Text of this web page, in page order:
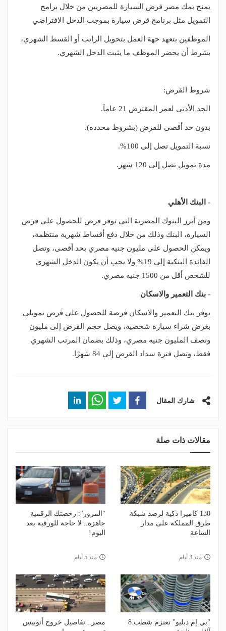
يمنح بمك مصر قرض السيارة للمصريين من خلال برامج
التمويل مثل برنامج قرض سيارة بموجب الدخل الافتراضي
الموظفين بتعهد جهة العمل بتحويل الراتب أو القسط الشهري،
بشرط أن يحضر الموظف ما يثبت الدخل الشهري.
شروط القرض:
الحد الأدنى لعمر المقترض 21 عاماَ.
بدون حد أقصى للقرض (بشروط محدده).
نسبة التمويل تصل إلى 100%.
مدة تمويل تصل إلى 120 شهر.
- البنك الأهلي
ومن أبرز البنوك المصرية التي توفر فرص للحصول على قرض
السيارة، البنك وذلك من خلال دفع أقساط شهرية منتظمة،
ويمكن الحصول على مليون جنيه مصري بحد أقصى، وتصل
الفائدة البنكية إلى 19% ولا يجب أن يكون الدخل الشهري
للشخص أقل من 1500 جنيه مصري.
- بنك التعمير والاسكان
يوفر بنك التعمير والاسكان فرصة للحصول على قرض تمويلي
بغرض شراء سيارة شخصية، ويصل حجم القرض إلى مليون
ونصف المليون جنيه مصري، وذلك بضمان المرتب الشهري
فقط، وتصل فترة سداد القرض إلى 84 شهرًا.
شارك المقال
مقالات ذات صلة
130 كاميرا ذكية لرصد شبكة
طرق المملكة على مدار
الساعة
منذ 3 أيام
"المرور": رخصتك الرقمية
جاهزة.. لا حاجة للورقية بعد
اليوم!
منذ 5 أيام
"بي إم دبليو" تعتزم شطب 8
مصر.. تفاصيل خروج أتوبيس